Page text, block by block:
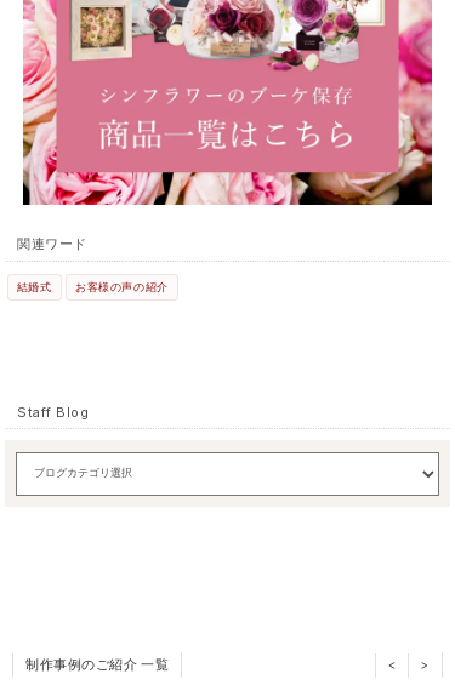
関連ワード
結婚式 お客様の声の紹介
Staff Blog
制作事例のご紹介 一覧 < >